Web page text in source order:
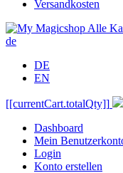
Versandkosten
Alle
de
DE
EN
[[currentCart.totalQty]]
Dashboard
Mein
Login
Konto erstellen